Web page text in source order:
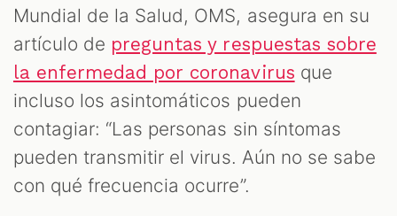
Mundial de la Salud, OMS, asegura en su
artículo de preguntas y respuestas sobre
la enfermedad por coronavirus que
incluso los asintomáticos pueden
contagiar: “Las personas sin síntomas
pueden transmitir el virus. Aún no se sabe
con qué frecuencia ocurre”.